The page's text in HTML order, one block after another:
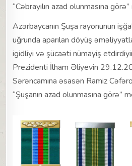
“Cəbrayılın azad olunmasına
Azərbaycanın Şuşa rayonunun
uğrunda aparılan döyüş
igidliyi və şücaəti nümayiş
Prezidenti İlham Əliyevin
Sərəncamına əsasən Ramiz
“Şuşanın azad olunmasına görə”